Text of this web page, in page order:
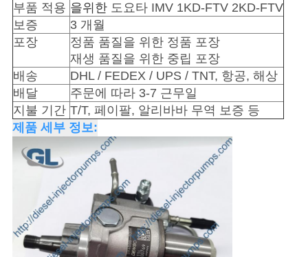
하
십
시
오
사
맵
부품 적용 을위한 도요타 IMV 1KD-FTV 2KD-FTV
보증
3 개월
포장
정품 품질을 위한 정품 포장
재생 품질을 위한 중립 포장
배송
DHL / FEDEX / UPS / TNT, 항공, 해상
배달
주문에 따라 3-7 근무일
지불 기간 T/T, 페이팔, 알리바바 무역 보증 등
제품 세부 정보: